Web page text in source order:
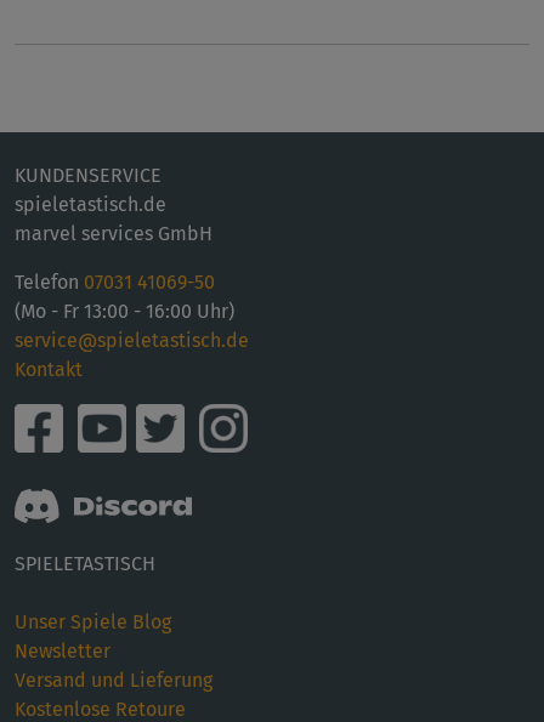
KUNDENSERVICE
spieletastisch.de
marvel services GmbH
Telefon 07031 41069-50
(Mo - Fr 13:00 - 16:00 Uhr)
service@spieletastisch.de
Kontakt
SPIELETASTISCH
Unser Spiele Blog
Newsletter
Versand und Lieferung
Kostenlose Retoure